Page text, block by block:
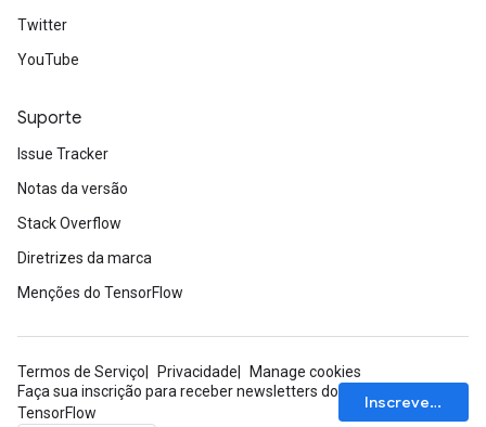
Twitter
YouTube
Suporte
Issue Tracker
Notas da versão
Stack Overflow
Diretrizes da marca
Menções do TensorFlow
Termos de Serviço Privacidade
Manage cookies
Faça sua inscrição para receber newsletters do
TensorFlow
Inscrever-se